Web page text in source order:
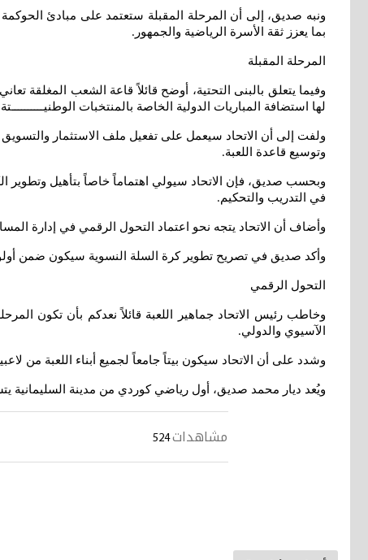
ونبه صديق، إلى أن المرحلة المقبلة ستعتمد على مبادئ الحوكمة
بما يعزز ثقة الأسرة الرياضية والجمهور .
المرحلة المقبلة
وفيما يتعلق بالبنى التحتية، أوضح قائلاً قاعة الشعب المغلقة
لها استضافة المباريات الدولية الخاصة بالمنتخبات
ولفت إلى أن الاتحاد سيعمل على تفعيل ملف الاستثمار
وتوسيع قاعدة اللعبة.
وبحسب صديق، فإن الاتحاد سيولي اهتماماً خاصاً بتأهيل وتطوير
في التدريب والتحكيم.
وأضاف أن الاتحاد يتجه نحو اعتماد التحول الرقمي في إدارة
وأكد صديق في تصريح تطوير كرة السلة النسوية سيكون ضمن
التحول الرقمي
وخاطب رئيس الاتحاد جماهير اللعبة قائلاً نعدكم بأن تكون
الآسيوي والدولي.
وشدد على أن الاتحاد سيكون بيتاً جامعاً لجميع أبناء اللعبة من
ويُعد ديار محمد صديق، أول رياضي كوردي من مدينة السليمانية
مشاهدات 524